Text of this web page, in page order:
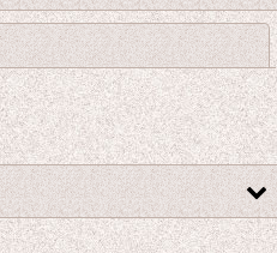
閉じる